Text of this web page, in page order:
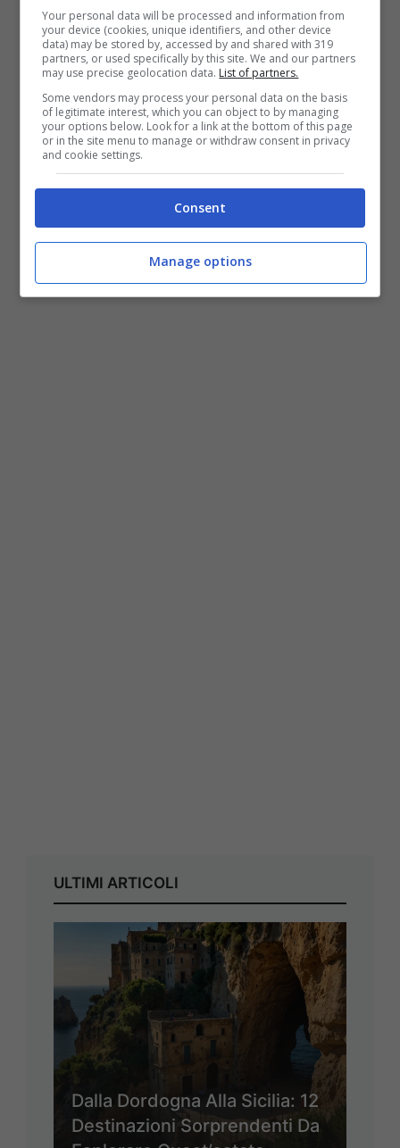
anche delle sue amiche (Marta, Irene e
Claudia) con le loro rispettive famiglie.
Chiaraogni giorno accende la sua web-
cam e racconta, ripercorrendola, la
giornata appena trascorsa. Edè una
mamma che essenzialmente…corre!
Vi ricorda qualcuno?E’ abbastanza per
incuriosirvi? Sì?! E allora date un’occhiata!
ULTIMI ARTICOLI
Dalla Dordogna Alla Sicilia: 12
Destinazioni Sorprendenti Da
Your personal data will be processed and information from
your device (cookies, unique identifiers, and other device
data) may be stored by, accessed by and shared with 319
partners, or used specifically by this site. We and our partners
may use precise geolocation data. List of partners.
Some vendors may process your personal data on the basis
of legitimate interest, which you can object to by managing
your options below. Look for a link at the bottom of this page
or in the site menu to manage or withdraw consent in privacy
and cookie settings.
Consent
Manage options